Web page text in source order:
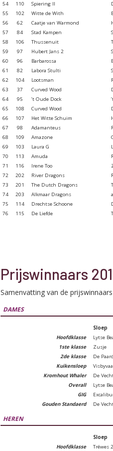
54
110 Spiering II
55
102 Witte de With
56
62 Caatje van Warmond
57
84 Stad Kampen
58
106 Thussenuit
59
97 Hubert Jans 2
60
96 Barbarossa
61
82 Labora Stulti
62
104 Lootsman
63
37 Curved Wood
64
95 ’t Oude Dock
65
108 Curved Wood
66
107 Het Witte Schuim
67
98 Adamanteus
68
109 Amazone
69
103 Laura G
70
113 Amuda
71
116 Irene Too
72
202 River Dragons
73
201 The Dutch Dragons
74
203 Alkmaar Dragons
75
114 Drechtse Schoone
76
115 De Liefde
Prijswinnaars
Samenvatting van de
DAMES
Sloep
Hoofdklasse
Lytse
1steklasse Zusje
2deklasse De
Kuikensloep
Kromhout Whaler
De
Overall
Lytse
GIG
Gouden Standaerd
De
HEREN
Sloep
Hoofdklasse
Tréwes 2